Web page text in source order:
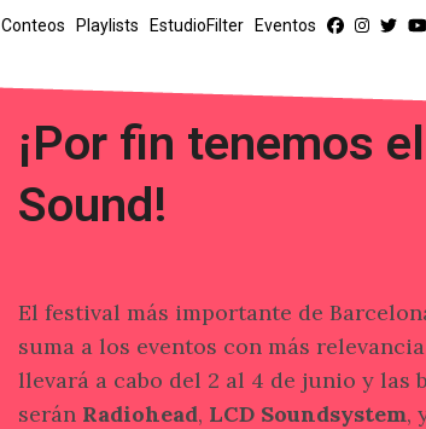
Conteos Playlists EstudioFilter Eventos
¡Por fin tenemos
Sound!
El festival más importante de
suma a los eventos con más
llevará a cabo del 2 al 4 de junio y las
serán Radiohead, LCD Soundsystem,